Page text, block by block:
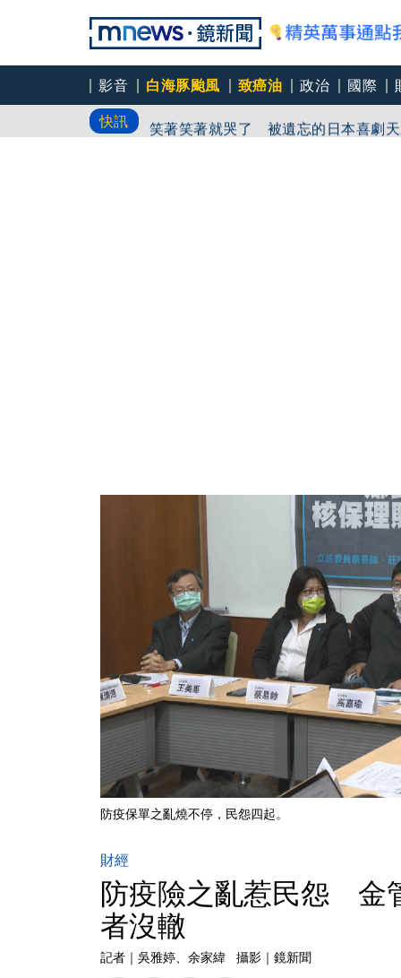
影音 白海豚颱風 致癌油 政治 國際
快訊
中颱「白海豚」逼近北台灣 星宇台
笑著笑著就哭了 被遺忘的日本喜劇
防疫保單之亂燒不停，民怨四起。
財經
防疫險之亂惹民怨 金
者沒轍
記者 ｜ 吳雅婷 、余家緯 攝影 ｜ 鏡新聞